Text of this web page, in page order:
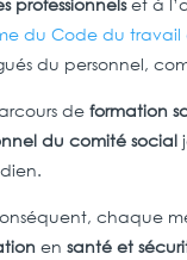
professionnelset à
du Code du travail
du personnel,
deformation
du comité social
chaque
ensanté et